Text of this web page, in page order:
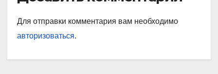
Для отправки комментария вам необходимо
авторизоваться.